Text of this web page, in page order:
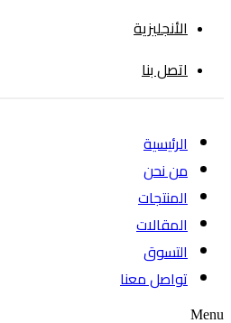
الأنجليزية
اتصل بنا
الرئيسية
من نحن
المنتجات
المقالات
التسوق
تواصل معنا
Menu